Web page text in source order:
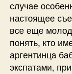
случае
настоящее
все еще
понять, кто
аргентинца
экспатами,